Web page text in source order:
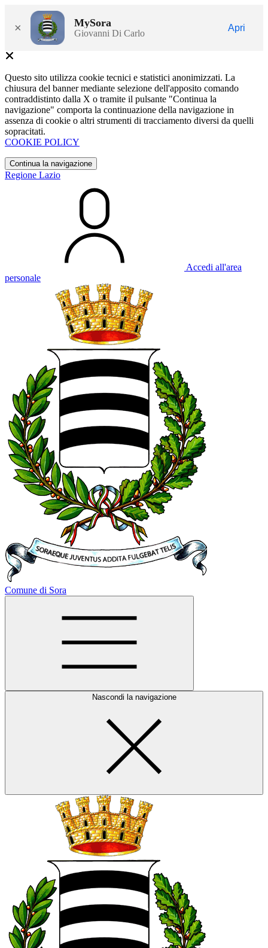
× MySora
Giovanni Di Carlo
Apri
Questo sito utilizza cookie tecnici e statistici anonimizzati. La
chiusura del banner mediante selezione dell'apposito comando
contraddistinto dalla X o tramite il pulsante "Continua la
navigazione" comporta la continuazione della navigazione in
assenza di cookie o altri strumenti di tracciamento diversi da quelli
sopracitati.
COOKIE POLICY
Continua la navigazione
Regione Lazio
Accedi all'area
personale
Comune di Sora
Nascondi la navigazione